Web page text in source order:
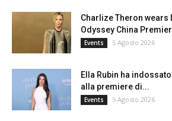
Charlize Theron wears
Odyssey China
Events 5 Agosto 2026
Ella Rubin ha
alla premiere di...
Events 5 Agosto 2026